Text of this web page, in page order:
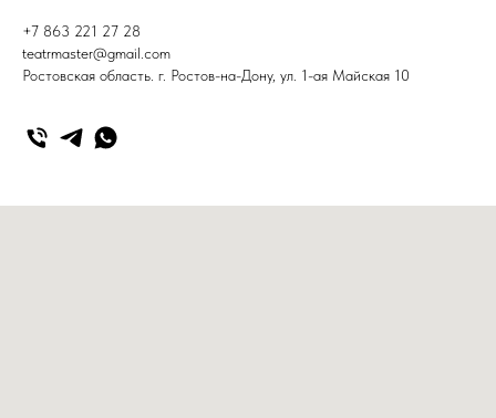
+7 863 221 27 28
teatrmaster@gmail.com
Ростовская область. г. Ростов-на-Дону, ул. 1-ая Майская 10